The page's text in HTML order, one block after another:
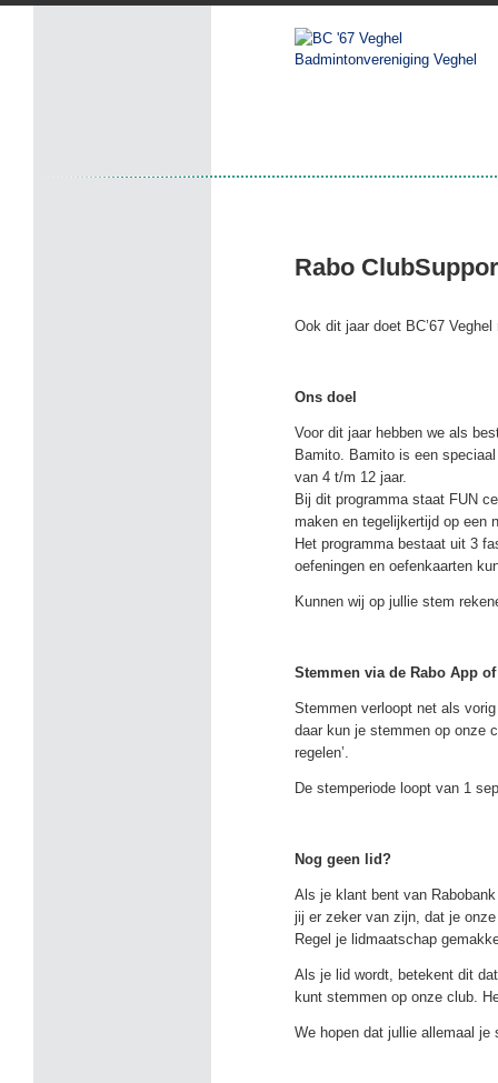
Badmintonvereniging Veghel
Rabo
Ook dit jaar doet BC’67
Ons doel
Voor dit jaar hebben we als
Bamito. Bamito is een
van 4 t/m 12 jaar.
Bij dit programma staat FUN
maken en tegelijkertijd op een
Het programma bestaat uit 3
oefeningen en oefenkaarten
Kunnen wij op jullie stem
Stemmen via de Rabo App
Stemmen verloopt net als
daar kun je stemmen op onze
regelen’.
De stemperiode loopt van 1
Nog geen lid?
Als je klant bent van
jij er zeker van zijn, dat je
Regel je lidmaatschap
Als je lid wordt, betekent dit
kunt stemmen op onze club.
We hopen dat jullie allemaal je